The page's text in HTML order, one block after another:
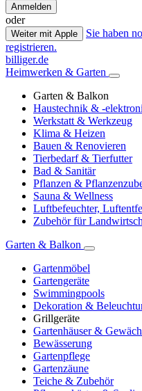
Anmelden
oder
Weiter mit Apple
Sie haben
registrieren.
billiger.de
Heimwerken & Garten
Garten & Balkon
Haustechnik & -
Werkstatt & Werkzeug
Klima & Heizen
Bauen & Renovieren
Tierbedarf & Tierfutter
Bad & Sanitär
Pflanzen &
Sauna & Wellness
Luftbefeuchter,
Zubehör für
Garten & Balkon
Gartenmöbel
Gartengeräte
Swimmingpools
Dekoration &
Grillgeräte
Gartenhäuser &
Bewässerung
Gartenpflege
Gartenzäune
Teiche & Zubehör